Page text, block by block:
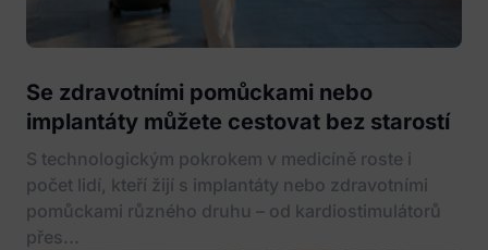
Se zdravotními pomůckami nebo
implantáty můžete cestovat bez starostí
S technologickým pokrokem v medicíně roste i
počet lidí, kteří žijí s implantáty nebo zdravotními
pomůckami různého druhu – od kardiostimulátorů
přes...